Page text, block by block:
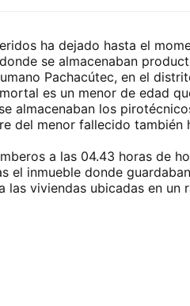
ha dejado hasta el
se almacenaban
Pachacútec, en el
es un menor de edad
almacenaban los
del menor fallecido también
a las 04.43 horas de
el inmueble donde
las viviendas ubicadas en un